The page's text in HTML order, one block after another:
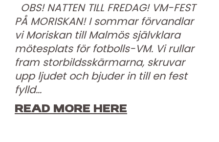
OBS! NATTEN TILL FREDAG! VM-FEST
PÅ MORISKAN! I sommar förvandlar
vi Moriskan till Malmös självklara
mötesplats för fotbolls-VM. Vi rullar
fram storbildsskärmarna, skruvar
upp ljudet och bjuder in till en fest
fylld…
READ MORE HERE